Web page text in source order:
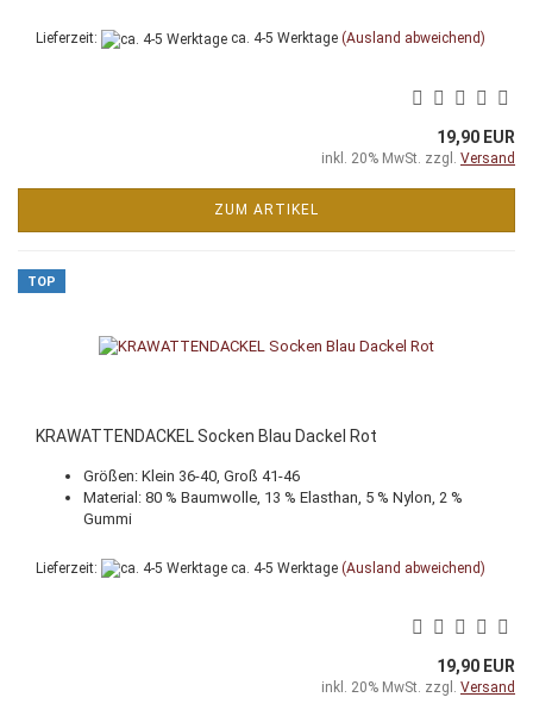
Lieferzeit: ca. 4-5 Werktage (Ausland abweichend)
19,90 EUR
inkl. 20% MwSt. zzgl. Versand
ZUM ARTIKEL
TOP
KRAWATTENDACKEL Socken Blau Dackel Rot
Größen: Klein 36-40, Groß 41-46
Material: 80 % Baumwolle, 13 % Elasthan, 5 % Nylon, 2 %
Gummi
Lieferzeit: ca. 4-5 Werktage (Ausland abweichend)
19,90 EUR
inkl. 20% MwSt. zzgl. Versand